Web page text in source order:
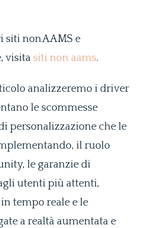
siti non AAMS e
visita siti non aams.
analizzeremo i driver
le scommesse
personalizzazione che le
il ruolo
le garanzie di
utenti più attenti,
tempo reale e le
a realtà aumentata e